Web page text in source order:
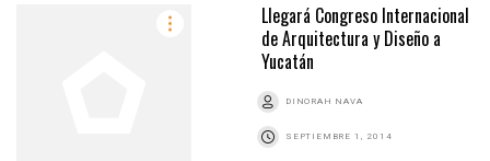
Llegará Congreso Internacional
de Arquitectura y Diseño a
Yucatán
DINORAH NAVA
SEPTIEMBRE 1, 2014